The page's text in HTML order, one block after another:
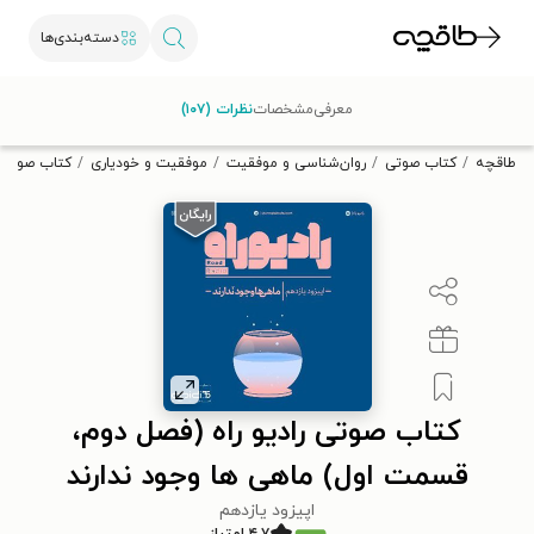
دسته‌بندی‌ها
تخفیف از طاقچه دریافت کن.
طاقچه کتاب صوتی روان‌شناسی و موفقیت موفقیت و خودیاری کتاب صوتی
کتاب صوتی رادیو راه (فصل دوم،
قسمت اول) ماهی ها وجود ندارند
اپیزود یازدهم
معرفیمشخصاتنظرات (۱۰۷)